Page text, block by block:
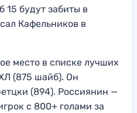
будут забиты в
Кафельников в
место в списке лучших
(875 шайб). Он
(894). Россиянин —
с 800+ голами за